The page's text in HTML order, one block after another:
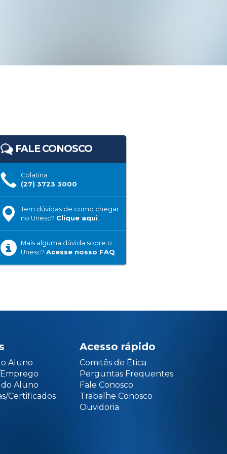
FALE CONOSCO
Colatina
(27) 3723 3000
Tem dúvidas de como chegar
no Unesc? Clique aqui.
Mais alguma dúvida sobre o
Unesc? Acesse nosso FAQ.
Aluno
Aluno
Certificados
Acesso rápido
Comitês de Ética
Perguntas Frequentes
Fale Conosco
Trabalhe Conosco
Ouvidoria